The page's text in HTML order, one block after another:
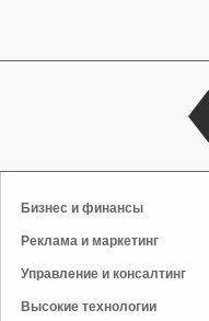
Бизнес и финансы
Реклама и маркетинг
Управление и консалтинг
Высокие технологии